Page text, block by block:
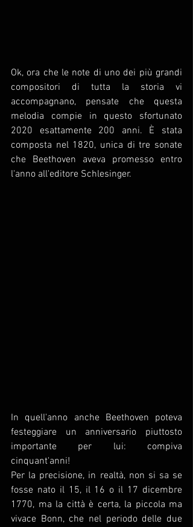
Ok, ora che le note di uno dei più grandi
compositori di tutta la storia vi
accompagnano, pensate che questa
melodia compie in questo sfortunato
2020 esattamente 200 anni. È stata
composta nel 1820, unica di tre sonate
che Beethoven aveva promesso entro
l'anno all'editore Schlesinger.
In quell'anno anche Beethoven poteva
festeggiare un anniversario piuttosto
importante per lui: compiva
cinquant'anni!
Per la precisione, in realtà, non si sa se
fosse nato il 15, il 16 o il 17 dicembre
1770, ma la città è certa, la piccola ma
vivace Bonn, che nel periodo delle due